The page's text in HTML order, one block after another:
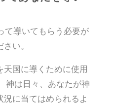
て導いてもらう必要が
い。
国に導くために使用
神は日々、あなたが神
に当てはめられるよ